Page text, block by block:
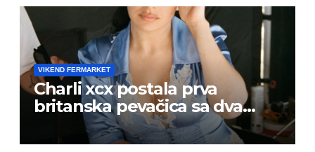
VIKEND FERMARKET
Charli xcx postala prva
britanska pevačica sa dva
albuma na prvom mestu u
istoj kalendarskoj godini